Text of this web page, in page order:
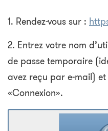
1. Rendez-vous sur :
2. Entrez votre nom
de passe temporaire
avez reçu par e-mail)
«Connexion».